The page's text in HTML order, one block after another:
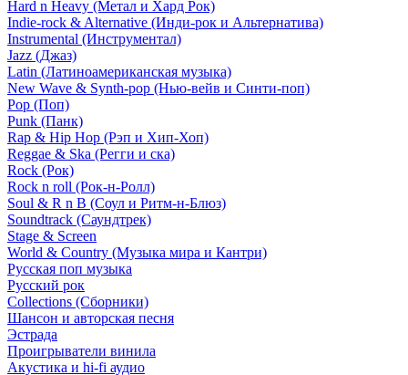
Hard n Heavy (Метал и Хард Рок)
Indie-rock & Alternative (Инди-рок и Альтернатива)
Instrumental (Инструментал)
Jazz (Джаз)
Latin (Латиноамериканская музыка)
New Wave & Synth-pop (Нью-вейв и Синти-поп)
Pop (Поп)
Punk (Панк)
Rap & Hip Hop (Рэп и Хип-Хоп)
Reggae & Ska (Регги и ска)
Rock (Рок)
Rock n roll (Рок-н-Ролл)
Soul & R n B (Соул и Ритм-н-Блюз)
Soundtrack (Саундтрек)
Stage & Screen
World & Country (Музыка мира и Кантри)
Русская поп музыка
Русский рок
Сollections (Сборники)
Шансон и авторская песня
Эстрада
Проигрыватели винила
Акустика и hi-fi аудио